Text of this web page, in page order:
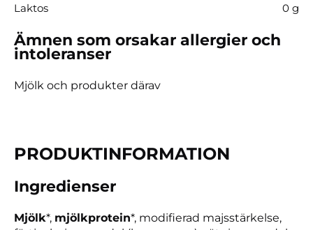
Laktos 0 g
Ämnen som orsakar allergier och
intoleranser
Mjölk och produkter därav
PRODUKTIN­FORMATION
Ingredienser
Mjölk*, mjölkprotein*, modifierad majsstärkelse,